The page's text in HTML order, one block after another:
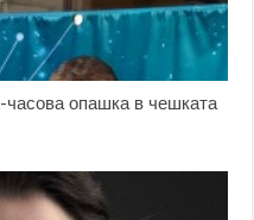
часова опашка в чешката